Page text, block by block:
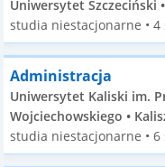
Uniwersytet Szczeciński
studia niestacjonarne • 4
Administracja
Uniwersytet Kaliski im.
Wojciechowskiego •
studia niestacjonarne • 6